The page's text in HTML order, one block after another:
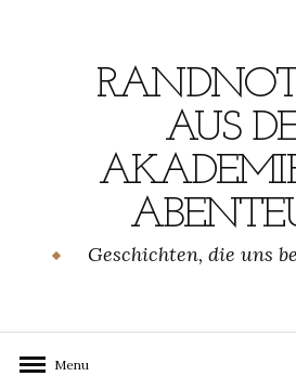
AUS
Geschichten, die uns
Menu